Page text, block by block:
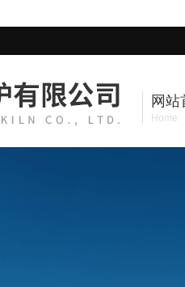
网站
Home